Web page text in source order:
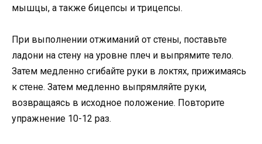
мышцы, а также бицепсы и трицепсы.
При выполнении отжиманий от стены, поставьте
ладони на стену на уровне плеч и выпрямите тело.
Затем медленно сгибайте руки в локтях, прижимаясь
к стене. Затем медленно выпрямляйте руки,
возвращаясь в исходное положение. Повторите
упражнение 10-12 раз.